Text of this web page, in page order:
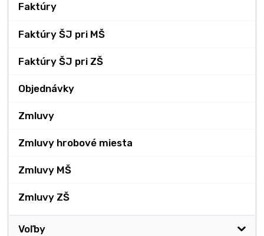
Faktúry
Faktúry ŠJ pri MŠ
Faktúry ŠJ pri ZŠ
Objednávky
Zmluvy
Zmluvy hrobové miesta
Zmluvy MŠ
Zmluvy ZŠ
Voľby